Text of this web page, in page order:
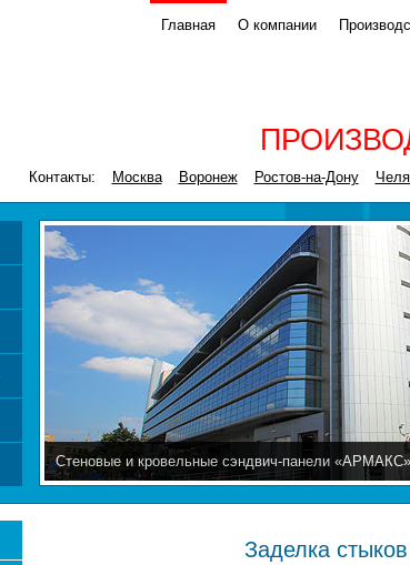
Главная О компании
Контакты: Москва Воронеж Ростов-на-Дону
Стеновые и кровельные сэндвич-панели «АРМАКС»
Заделка